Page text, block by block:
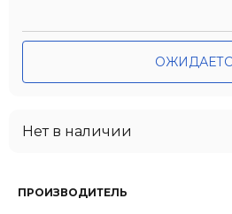
ПРОИЗВОДИТЕЛЬ
Нет в наличии